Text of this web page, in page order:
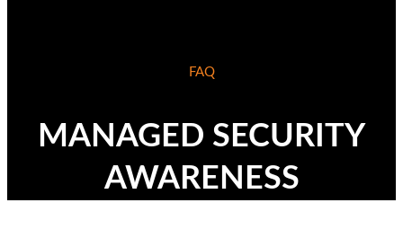
FAQ
MANAGED SECURITY
AWARENESS